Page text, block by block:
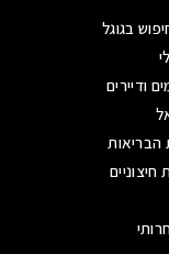
בגוגל
ודיירים